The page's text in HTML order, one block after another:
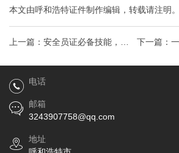
本文由呼和浩特证件制作编辑，转载请注明。
上一篇： 安全员证必备技能，拿
证攻略，安全守护从“证”开始！
下一篇：
资质证书
电话
邮箱
3243907758@qq.com
地址